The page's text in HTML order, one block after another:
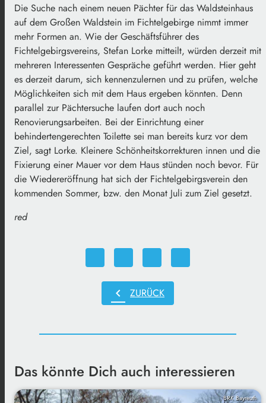
Die Suche nach einem neuen Pächter für das Waldsteinhaus
auf dem Großen Waldstein im Fichtelgebirge nimmt immer
mehr Formen an. Wie der Geschäftsführer des
Fichtelgebirgsvereins, Stefan Lorke mitteilt, würden derzeit mit
mehreren Interessenten Gespräche geführt werden. Hier geht
es derzeit darum, sich kennenzulernen und zu prüfen, welche
Möglichkeiten sich mit dem Haus ergeben könnten. Denn
parallel zur Pächtersuche laufen dort auch noch
Renovierungsarbeiten. Bei der Einrichtung einer
behindertengerechten Toilette sei man bereits kurz vor dem
Ziel, sagt Lorke. Kleinere Schönheitskorrekturen innen und die
Fixierung einer Mauer vor dem Haus stünden noch bevor. Für
die Wiedereröffnung hat sich der Fichtelgebirgsverein den
kommenden Sommer, bzw. den Monat Juli zum Ziel gesetzt.
red
chevron_left ZURÜCK
Das könnte Dich auch interessieren
BRK Bayreuth